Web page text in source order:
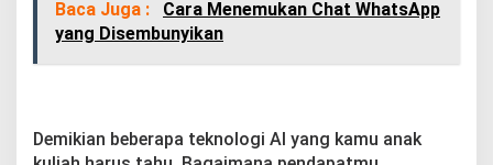
Baca Juga :
Cara Menemukan Chat WhatsApp
yang Disembunyikan
Demikian beberapa teknologi AI yang kamu anak